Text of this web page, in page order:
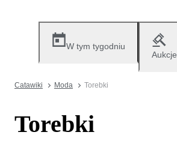
W tym tygodniu
Aukcje
Catawiki Moda Torebki
Torebki